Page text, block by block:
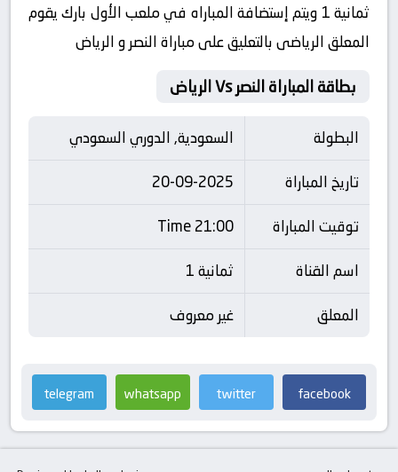
ثمانية 1 ويتم إستضافة المباراه في ملعب الأول بارك يقوم
المعلق الرياضى بالتعليق على مباراة النصر و الرياض
بطاقة المباراة النصر Vs الرياض
البطولة
السعودية, الدوري السعودي
تاريخ المباراة
20-09-2025
توقيت المباراة
21:00 Time
اسم القناة
ثمانية 1
المعلق
غير معروف
facebook
twitter
whatsapp
telegram